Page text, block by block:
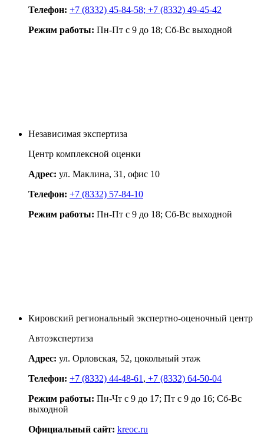
Телефон: +7 (8332) 45-84-58; +7 (8332) 49-45-42
Режим работы: Пн-Пт с 9 до 18; Сб-Вс выходной
Независимая экспертиза
Центр комплексной оценки
Адрес: ул. Маклина, 31, офис 10
Телефон: +7 (8332) 57-84-10
Режим работы: Пн-Пт с 9 до 18; Сб-Вс выходной
Кировский региональный экспертно-оценочный центр
Автоэкспертиза
Адрес: ул. Орловская, 52, цокольный этаж
Телефон: +7 (8332) 44-48-61 , +7 (8332) 64-50-04
Режим работы: Пн-Чт с 9 до 17; Пт с 9 до 16; Сб-Вс
выходной
Официальный сайт: kreoc.ru